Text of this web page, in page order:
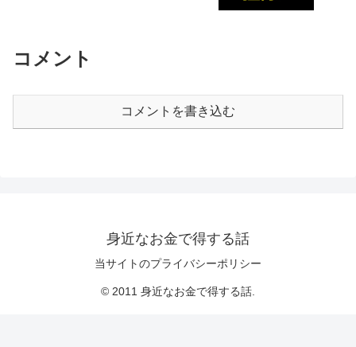
コメント
コメントを書き込む
身近なお金で得する話
当サイトのプライバシーポリシー
© 2011 身近なお金で得する話.